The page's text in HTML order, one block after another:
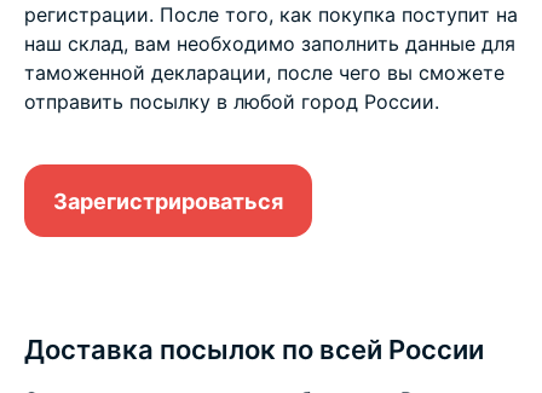
регистрации. После того, как покупка поступит на
наш склад, вам необходимо заполнить данные для
таможенной декларации, после чего вы сможете
отправить посылку в любой город России.
Зарегистрироваться
Доставка посылок по всей России